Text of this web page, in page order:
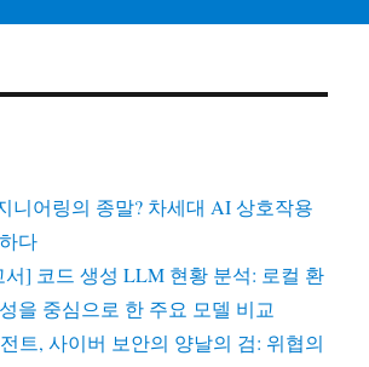
니어링의 종말? 차세대 AI 상호작용
다
] 코드 생성 LLM 현황 분석: 로컬 환
을 중심으로 한 주요 모델 비교
트, 사이버 보안의 양날의 검: 위협의